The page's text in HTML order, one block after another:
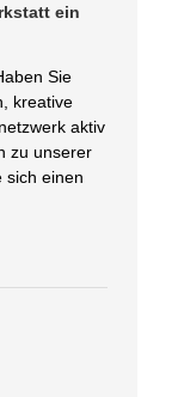
ein
Sie
kreative
aktiv
zu unserer
sich einen